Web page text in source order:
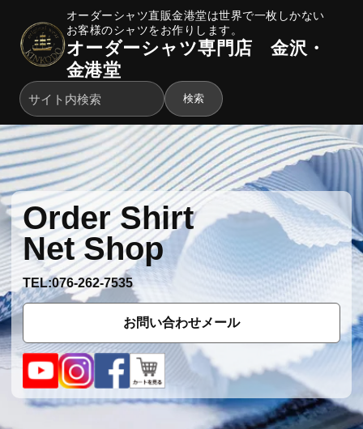
オーダーシャツ直販金港堂は世界で一枚しかない
お客様のシャツをお作りします。
オーダーシャツ専門店 金沢・
金港堂
検索
Order Shirt
Net Shop
TEL:076-262-7535
お問い合わせメール